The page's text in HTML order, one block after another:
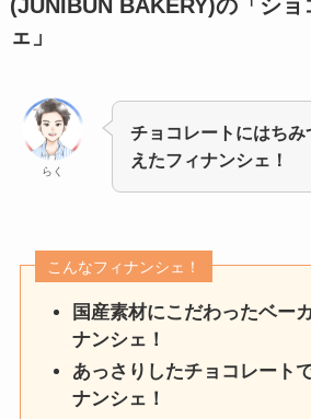
(JUNIBUN BAKERY)の「ショ
ェ」
らく
チョコレートにはち
えたフィナンシェ！
こんなフィナンシェ！
国産素材にこだわったベー
ナンシェ！
あっさりしたチョコレート
ナンシェ！